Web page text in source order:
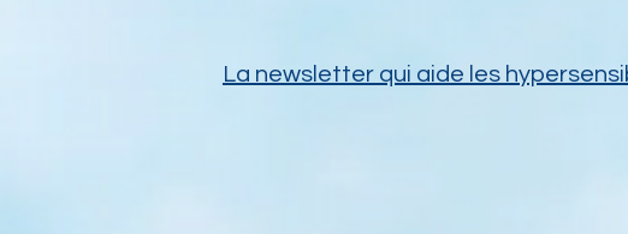
La newsletter qui aide les